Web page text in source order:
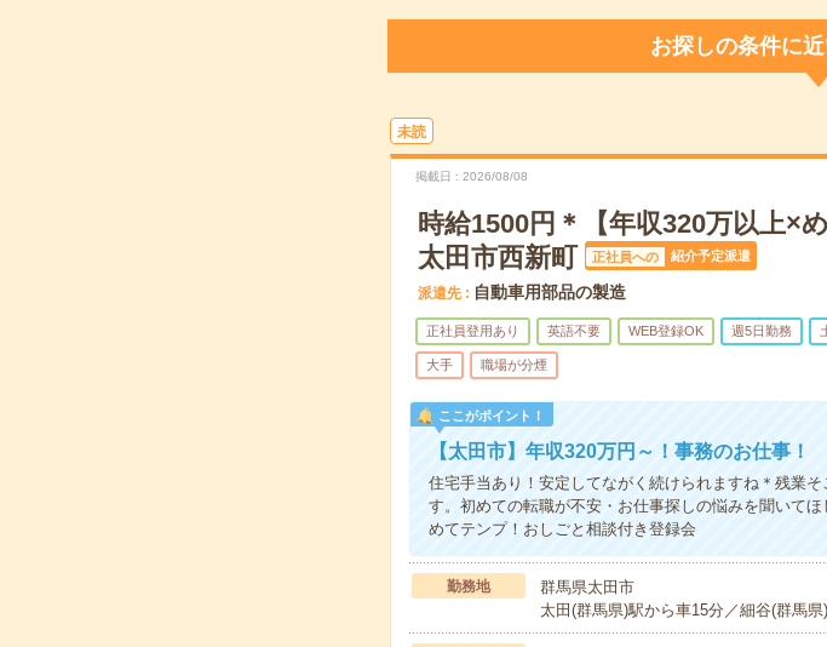
お探しの条件に
未読
掲載日 2026/08/08
時給1500円＊【年収320万以上×
太田市西新町
正社員への 紹介予定派遣
派遣先 自動車用部品の製造
正社員登用あり 英語不要 WEB登録OK 週5日勤務
大手 職場が分煙
ここがポイント！
【太田市】年収320万円～！事務のお仕事！
住宅手当あり！安定してながく続けられますね＊残業
す。初めての転職が不安・お仕事探しの悩みを聞いて
めてテンプ！おしごと相談付き登録会
勤務地
群馬県太田市
太田(群馬県)駅から車15分／細谷(群馬